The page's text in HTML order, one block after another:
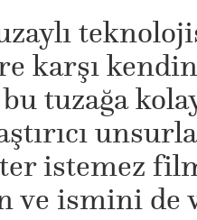
karşı
tuzağa
istemez
ve ismini de